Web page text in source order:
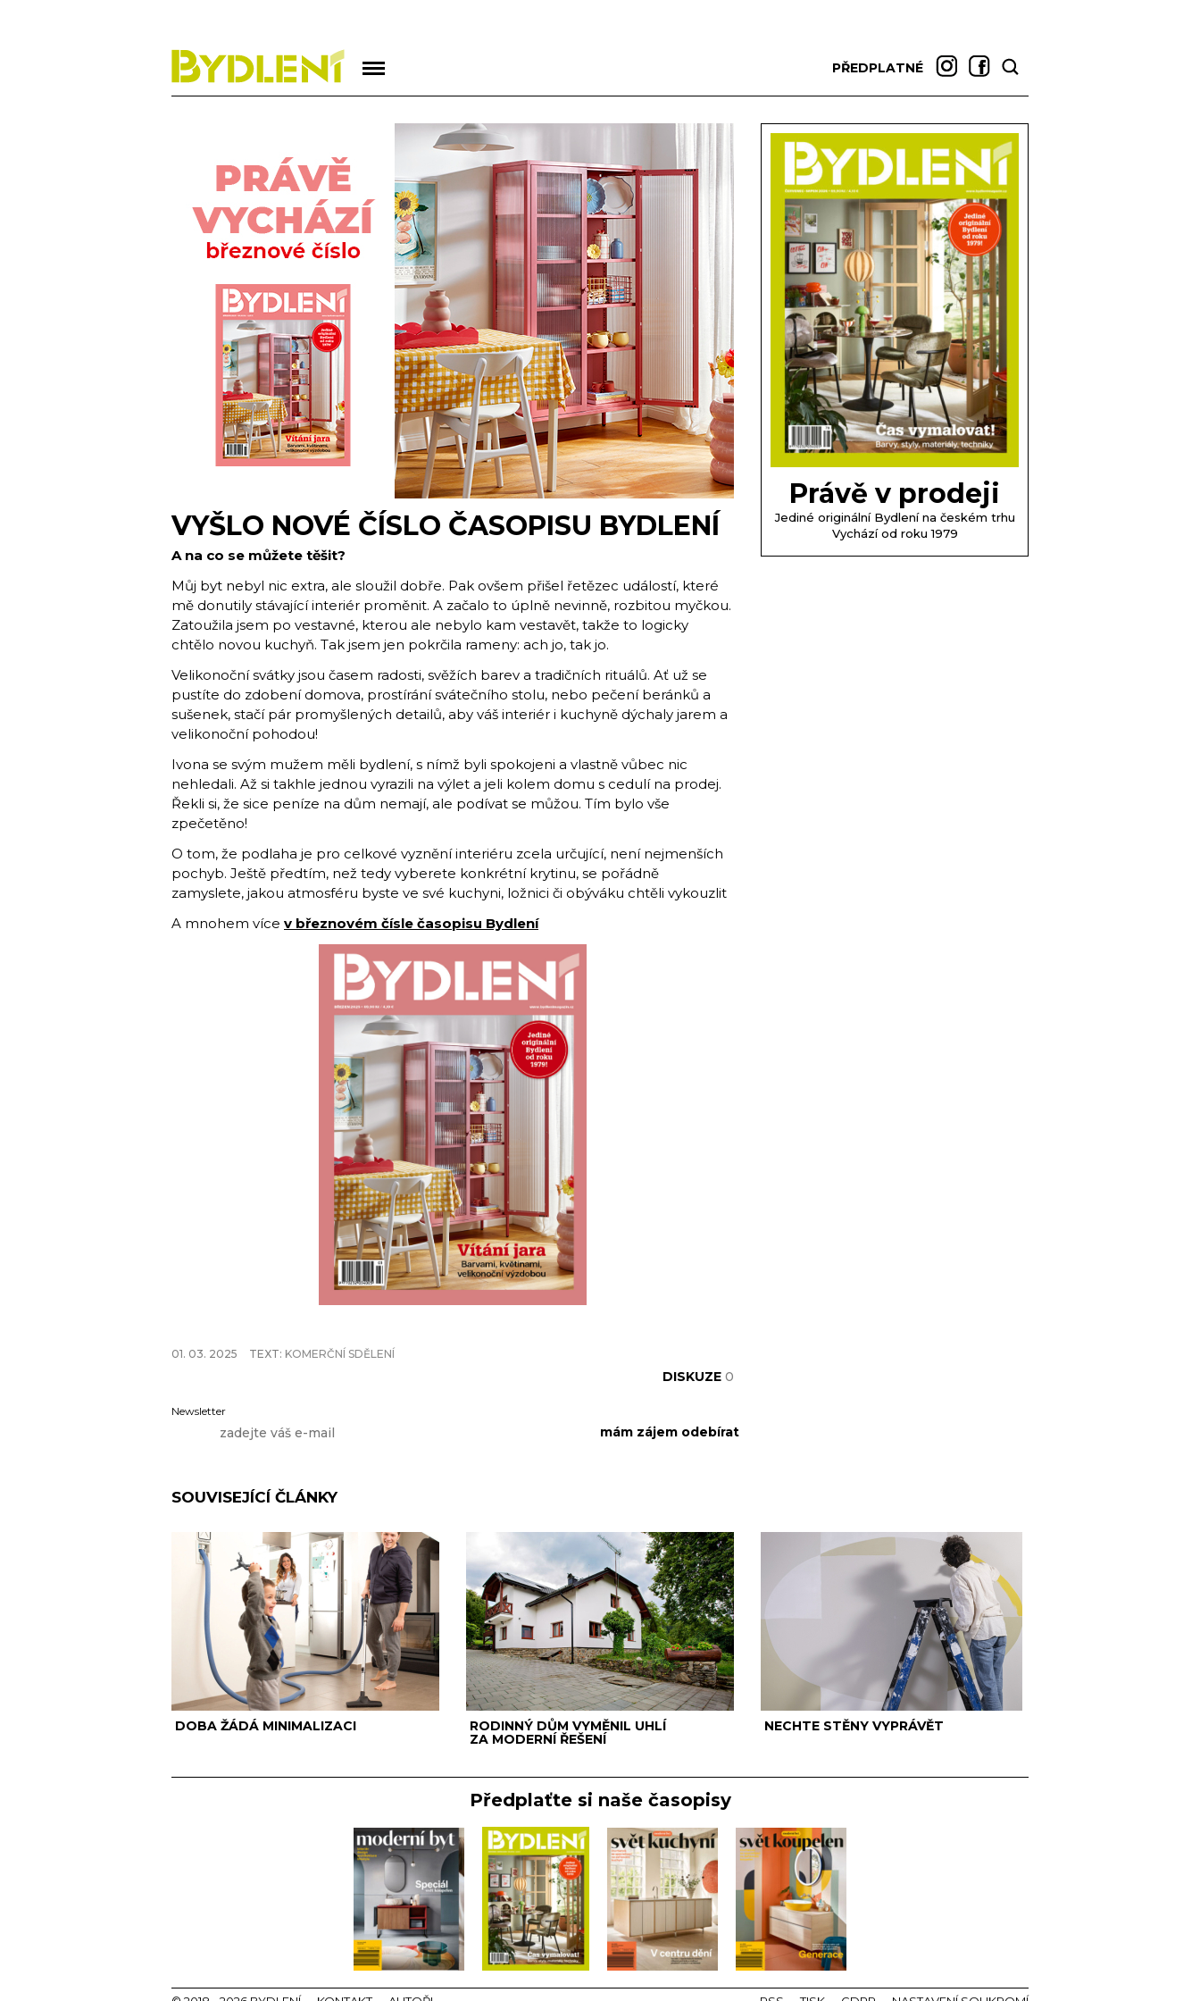
PŘEDPLATNÉ
VYŠLO NOVÉ ČÍSLO ČASOPISU BYDLENÍ
A na co se můžete těšit?
Můj byt nebyl nic extra, ale sloužil dobře. Pak ovšem přišel řetězec událostí, které
mě donutily stávající interiér proměnit. A začalo to úplně nevinně, rozbitou myčkou.
Zatoužila jsem po vestavné, kterou ale nebylo kam vestavět, takže to logicky
chtělo novou kuchyň. Tak jsem jen pokrčila rameny: ach jo, tak jo.
Velikonoční svátky jsou časem radosti, svěžích barev a tradičních rituálů. Ať už se
pustíte do zdobení domova, prostírání svátečního stolu, nebo pečení beránků a
sušenek, stačí pár promyšlených detailů, aby váš interiér i kuchyně dýchaly jarem a
velikonoční pohodou!
Ivona se svým mužem měli bydlení, s nímž byli spokojeni a vlastně vůbec nic
nehledali. Až si takhle jednou vyrazili na výlet a jeli kolem domu s cedulí na prodej.
Řekli si, že sice peníze na dům nemají, ale podívat se můžou. Tím bylo vše
zpečetěno!
O tom, že podlaha je pro celkové vyznění interiéru zcela určující, není nejmenších
pochyb. Ještě předtím, než tedy vyberete konkrétní krytinu, se pořádně
zamyslete, jakou atmosféru byste ve své kuchyni, ložnici či obýváku chtěli vykouzlit
A mnohem více v březnovém čísle časopisu Bydlení
01. 03. 2025 TEXT: KOMERČNÍ SDĚLENÍ
DISKUZE 0
Newsletter
SOUVISEJÍCÍ ČLÁNKY
DOBA ŽÁDÁ MINIMALIZACI
RODINNÝ DŮM VYMĚNIL UHLÍ
ZA MODERNÍ ŘEŠENÍ
NECHTE STĚNY VYPRÁVĚT
Právě v prodeji
Jediné originální Bydlení na českém trhu
Vychází od roku 1979
Předplaťte si naše časopisy